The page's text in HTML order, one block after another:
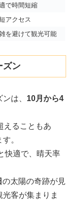
で時間短縮
アクセス
を避けて観光可能
ズン
は、 10月から4
えることもあ
。
快適で、晴天率
の太陽の奇跡が見
客が集まりま